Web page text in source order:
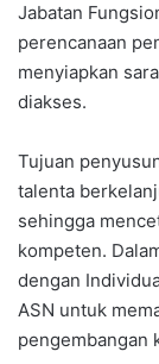
Jabatan
perencanaan
menyiapkan
diakses.
Tujuan
talenta
sehingga
kompeten.
dengan
ASN untuk
pengembangan